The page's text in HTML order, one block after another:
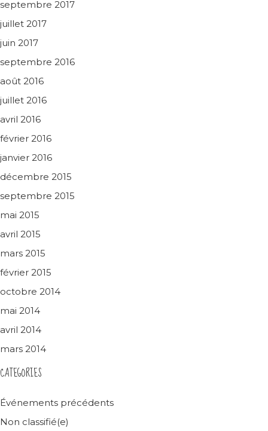
septembre 2017
juillet 2017
juin 2017
septembre 2016
août 2016
juillet 2016
avril 2016
février 2016
janvier 2016
décembre 2015
septembre 2015
mai 2015
avril 2015
mars 2015
février 2015
octobre 2014
mai 2014
avril 2014
mars 2014
CATEGORIES
Événements précédents
Non classifié(e)